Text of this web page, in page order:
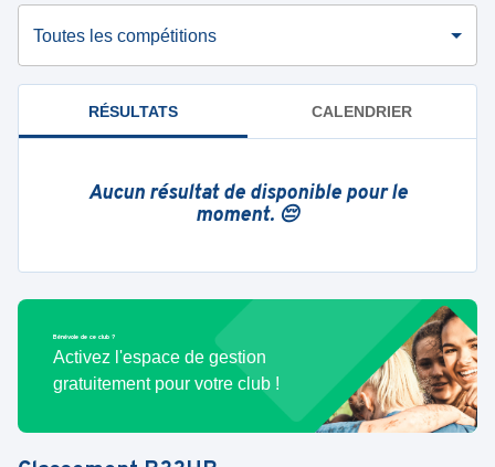
Toutes les compétitions
RÉSULTATS CALENDRIER
Aucun résultat de disponible pour le
moment. 😔
Bénévole de ce club ?
Activez l'espace de gestion
gratuitement pour votre club !